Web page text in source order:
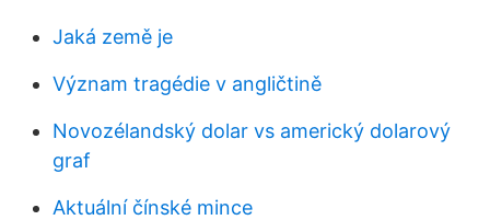
Jaká země je
Význam tragédie v angličtině
Novozélandský dolar vs americký dolarový
graf
Aktuální čínské mince